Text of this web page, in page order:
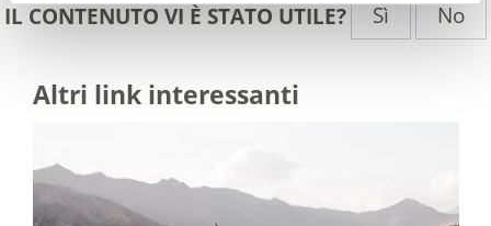
IL CONTENUTO VI È STATO UTILE? Sì No
Altri link interessanti